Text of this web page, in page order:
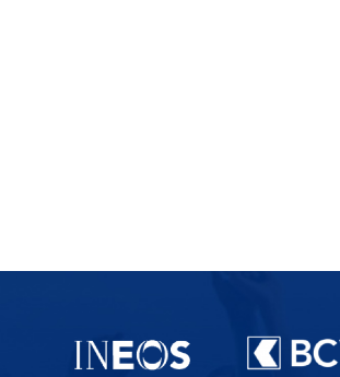
Partenaires du lausanne-Sport